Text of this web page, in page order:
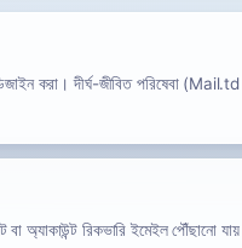
করা। দীর্ঘ-জীবিত পরিষেবা
অ্যাকাউন্ট রিকভারি ইমেইল পৌঁছানো